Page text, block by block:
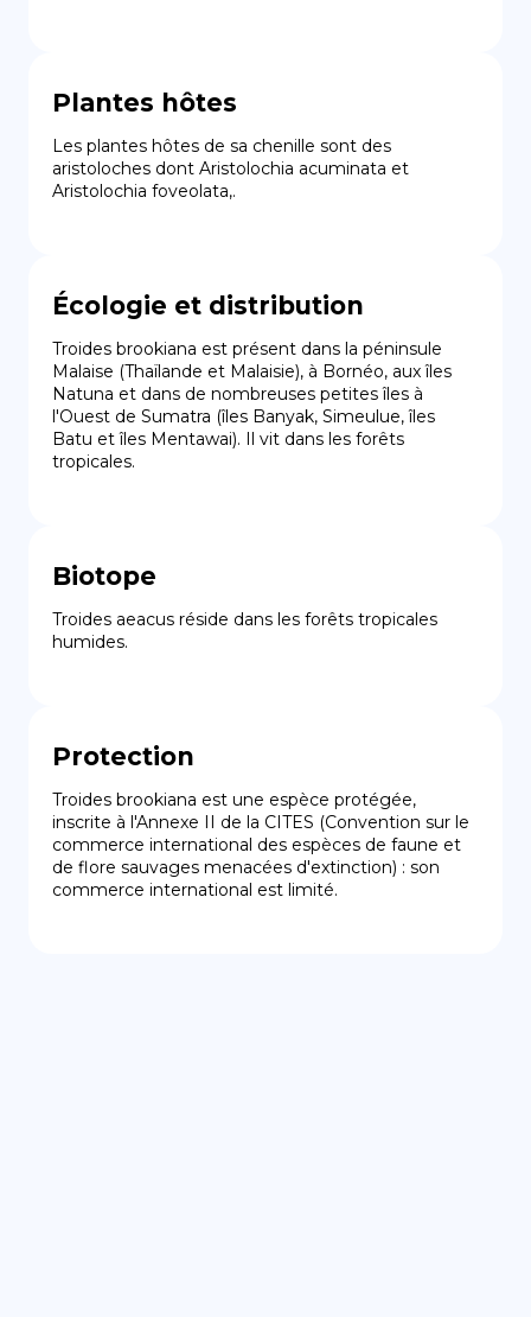
Plantes hôtes
Les plantes hôtes de sa chenille sont des
aristoloches dont Aristolochia acuminata et
Aristolochia foveolata,.
Écologie et distribution
Troides brookiana est présent dans la péninsule
Malaise (Thaïlande et Malaisie), à Bornéo, aux îles
Natuna et dans de nombreuses petites îles à
l'Ouest de Sumatra (îles Banyak, Simeulue, îles
Batu et îles Mentawai). Il vit dans les forêts
tropicales.
Biotope
Troides aeacus réside dans les forêts tropicales
humides.
Protection
Troides brookiana est une espèce protégée,
inscrite à l'Annexe II de la CITES (Convention sur le
commerce international des espèces de faune et
de flore sauvages menacées d'extinction) : son
commerce international est limité.